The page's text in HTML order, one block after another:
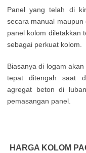
Panel yang telah di
secara manual maupun
panel kolom diletakkan
sebagai perkuat kolom.
Biasanya di logam
tepat ditengah saat
agregat beton di
pemasangan panel.
HARGA KOLOM